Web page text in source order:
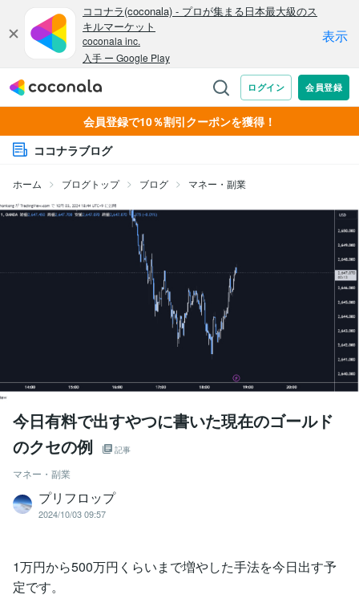
会員登録で10％割引クーポンを獲得！
ココナラブログ
ホーム ブログトップ ブログ マネー・副業
今日有料で出すやつに書いた現在のゴールド
のクセの例
記事
マネー・副業
プリフロップ
2024/10/03 09:57
1万円から500万円くらいまで増やした手法を今日出す予
定です。